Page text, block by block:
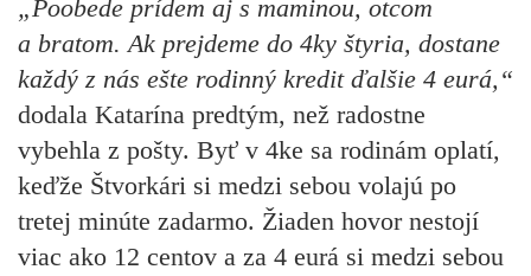
„Poobede prídem aj s maminou, otcom
a bratom. Ak prejdeme do 4ky štyria, dostane
každý z nás ešte rodinný kredit ďalšie 4 eurá,“
dodala Katarína predtým, než radostne
vybehla z pošty. Byť v 4ke sa rodinám oplatí,
keďže Štvorkári si medzi sebou volajú po
tretej minúte zadarmo. Žiaden hovor nestojí
viac ako 12 centov a za 4 eurá si medzi sebou